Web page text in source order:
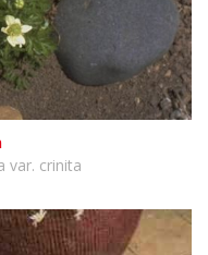
var. crinita